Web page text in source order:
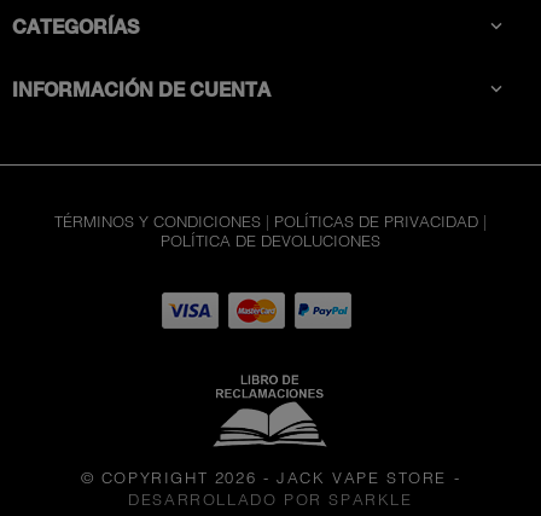
CATEGORÍAS 
INFORMACIÓN DE CUENTA 
TÉRMINOS Y CONDICIONES | POLÍTICAS DE PRIVACIDAD |
POLÍTICA DE DEVOLUCIONES
© COPYRIGHT 2026 - JACK VAPE STORE -
DESARROLLADO POR SPARKLE